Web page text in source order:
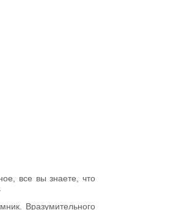
все вы знаете, что
Вразумительного